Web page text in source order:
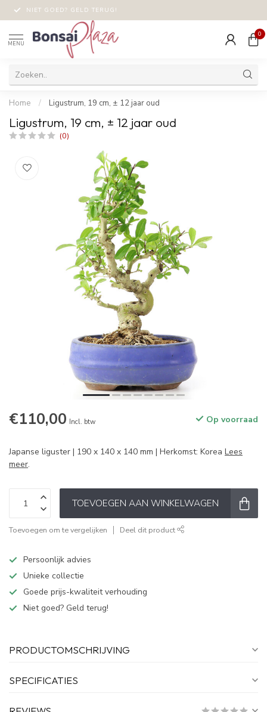
NIET GOED? GELD TERUG!
MENU
0
Home / Ligustrum, 19 cm, ± 12 jaar oud
Ligustrum, 19 cm, ± 12 jaar oud
(0)
€110,00 Incl. btw Op voorraad
Japanse liguster | 190 x 140 x 140 mm | Herkomst: Korea Lees
meer.
TOEVOEGEN AAN WINKELWAGEN
Toevoegen om te vergelijken Deel dit product
Persoonlijk advies
Unieke collectie
Goede prijs-kwaliteit verhouding
Niet goed? Geld terug!
PRODUCTOMSCHRIJVING
SPECIFICATIES